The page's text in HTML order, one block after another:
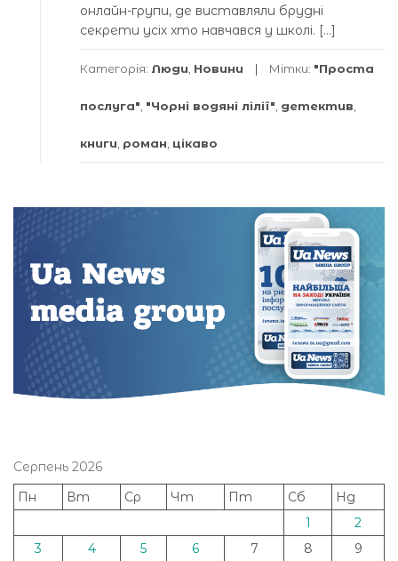
онлайн-групи, де виставляли брудні
секрети усіх хто навчався у школі. […]
Категорія: Люди Новини Мітки: "Проста
послуга" "Чорні водяні лілії" детектив
книги роман цікаво
Серпень 2026
Пн
Вт Ср Чт Пт Сб
Нд
1
2
3
4 5 6 7 8
9